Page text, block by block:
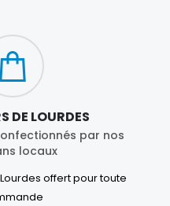
DE LOURDES
par nos
locaux
offert pour toute